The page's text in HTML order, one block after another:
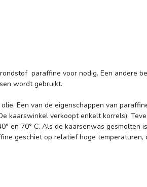
paraffine voor nodig. Een andere
wordt gebruikt.
Een van de eigenschappen van
kaarswinkel verkoopt enkelt korrels).
en 70° C. Als de kaarsenwas gesmolten
geschiet op relatief hoge temperaturen,